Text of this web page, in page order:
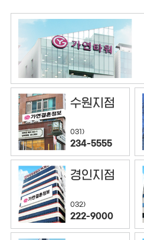
수원지점
031)
234-5555
경인지점
032)
222-9000